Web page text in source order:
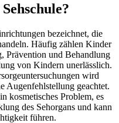
bezeichnet, die
Häufig zählen Kinder
Prävention und Behandlung
von Kindern unerlässlich.
wird
Augenfehlstellung geachtet.
kosmetisches Problem, es
des Sehorgans und kann
führen.